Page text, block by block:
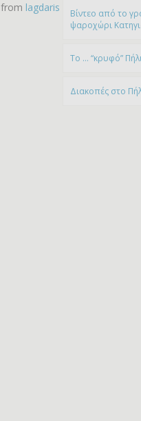
from lagdaris
Βίντεο από το
ψαροχώρι
To … “κρυφό”
Διακοπές στο